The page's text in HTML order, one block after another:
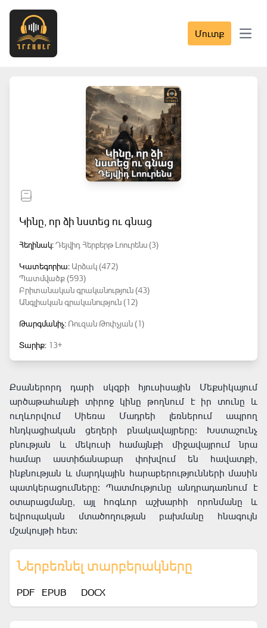
Մուտք Open
Կինը, որ ձի նստեց ու գնաց
Հեղինակ:Դեյվիդ Հերբերթ Լոուրենս (3)
Կատեգորիա: Արձակ (472)
Պատմվածք (593)
Բրիտանական գրականություն (43)
Անգլիական գրականություն (12)
Թարգմանիչ: Ռուզան Թոփչյան (1)
Տարիք: 13+
Քսաներորդ դարի սկզբի հյուսիսային Մեքսիկայում
արծաթահանքի տիրոջ կինը թողնում է իր տունը և
ուղևորվում Սիեռա Մադրեի լեռներում ապրող
հնդկացիական ցեղերի բնակավայրերը։ Խստաշունչ
բնության և մեկուսի համայնքի միջավայրում նրա
համար աստիճանաբար փոխվում են հավատքի,
ինքնության և մարդկային հարաբերությունների մասին
պատկերացումները։ Պատմությունը անդրադառնում է
օտարացմանը, այլ հոգևոր աշխարհի որոնմանը և
եվրոպական մտածողության բախմանը հնագույն
մշակույթի հետ։
Ներբեռնել տարբերակները
PDF EPUB DOCX